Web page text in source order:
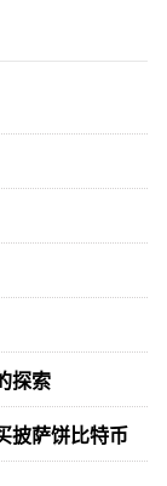
探索
披萨饼比特币